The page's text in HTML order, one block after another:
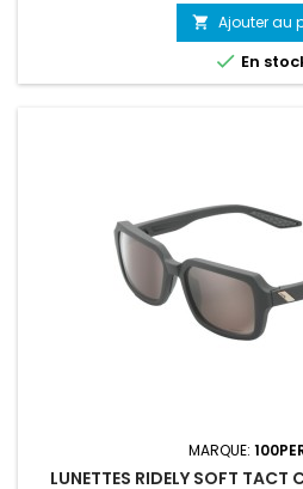
 Ajouter au
 En
MARQUE:
LUNETTES RIDELY SOFT TACT